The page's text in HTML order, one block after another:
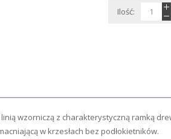
Ilość:
wzorniczą z charakterystyczną ramką
w krzesłach bez podłokietników.